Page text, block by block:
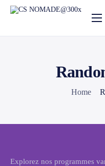
Nos activités
Home
Explorez nos programmes